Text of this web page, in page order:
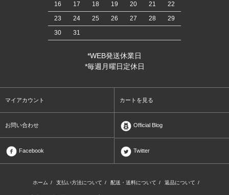
16
17 18 19 20 21
22
23
24 25 26 27 28
29
30
31
*WEB発送休業日
*毎週月曜日定休日
マイアカウント カートを見る
お問い合わせ Official Blog
Facebook Twitter
ホーム / 支払い方法について / 配送・送料について / 返品について /